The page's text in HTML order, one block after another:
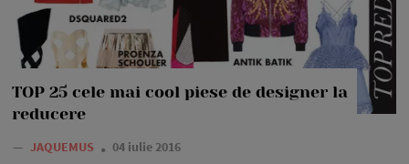
TOP 25 cele mai cool piese de designer la
reducere
— JAQUEMUS 04 iulie 2016